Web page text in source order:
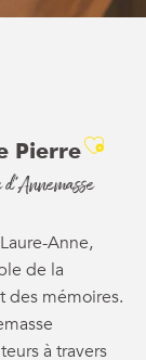
Pierre
Anne,
de la
des mémoires.
à travers